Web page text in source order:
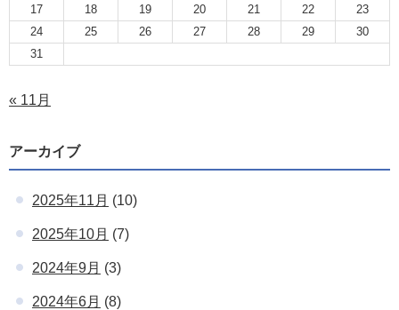
17
18 19 20 21 22
23
24
25 26 27 28 29
30
31
« 11月
アーカイブ
2025年11月 (10)
2025年10月 (7)
2024年9月 (3)
2024年6月 (8)